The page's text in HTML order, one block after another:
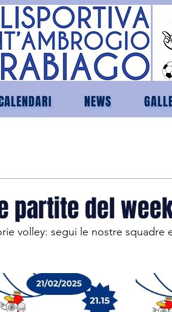
NEWS
partite del
volley: segui le nostre squadre